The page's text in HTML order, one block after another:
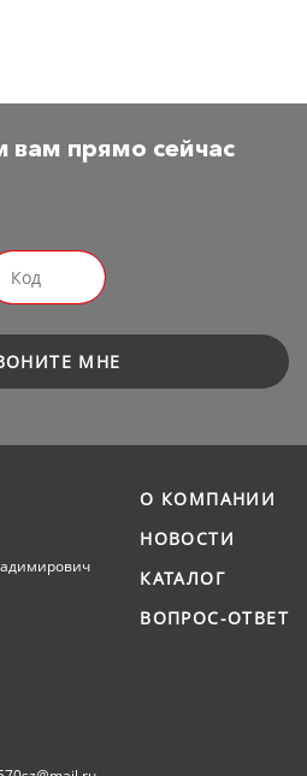
прямо сейчас
МНЕ
О КОМПАНИИ
НОВОСТИ
КАТАЛОГ
ВОПРОС-ОТВЕТ